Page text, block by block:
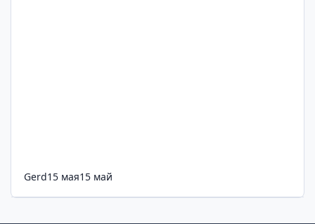
Gerd15 мая15 май